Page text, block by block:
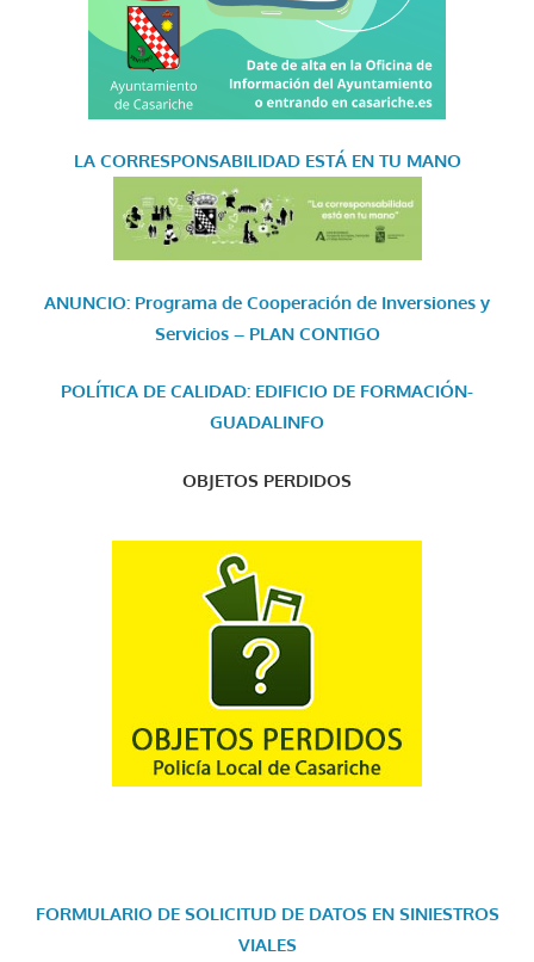
LA CORRESPONSABILIDAD ESTÁ EN TU MANO
ANUNCIO: Programa de Cooperación de Inversiones y
Servicios – PLAN CONTIGO
POLÍTICA DE CALIDAD: EDIFICIO DE FORMACIÓN-
GUADALINFO
OBJETOS PERDIDOS
FORMULARIO DE SOLICITUD DE DATOS EN SINIESTROS
VIALES